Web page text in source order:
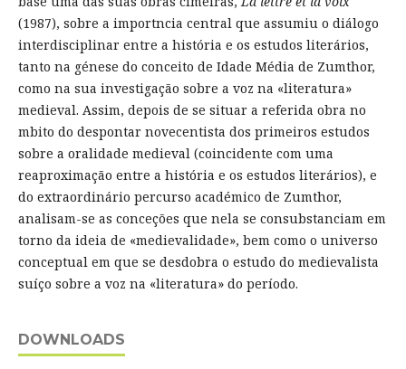
(1987), sobre a importncia central que assumiu o diálogo
interdisciplinar entre a história e os estudos literários,
tanto na génese do conceito de Idade Média de Zumthor,
como na sua investigação sobre a voz na «literatura»
medieval. Assim, depois de se situar a referida obra no
mbito do despontar novecentista dos primeiros estudos
sobre a oralidade medieval (coincidente com uma
reaproximação entre a história e os estudos literários), e
do extraordinário percurso académico de Zumthor,
analisam-se as conceções que nela se consubstanciam em
torno da ideia de «medievalidade», bem como o universo
conceptual em que se desdobra o estudo do medievalista
suíço sobre a voz na «literatura» do período.
DOWNLOADS